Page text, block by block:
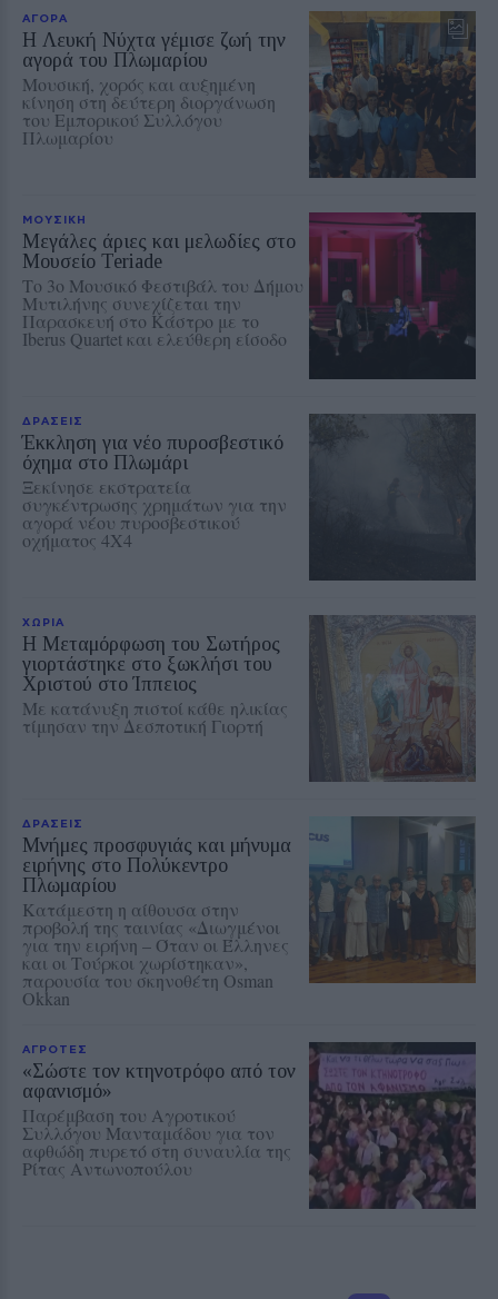
ΑΓΟΡΑ
Η Λευκή Νύχτα γέμισε ζωή την
αγορά του Πλωμαρίου
Μουσική, χορός και αυξημένη
κίνηση στη δεύτερη διοργάνωση
του Εμπορικού Συλλόγου
Πλωμαρίου
ΜΟΥΣΙΚΗ
Μεγάλες άριες και μελωδίες στο
Μουσείο Teriade
Το 3ο Μουσικό Φεστιβάλ του Δήμου
Μυτιλήνης συνεχίζεται την
Παρασκευή στο Κάστρο με το
Iberus Quartet και ελεύθερη είσοδο
ΔΡΑΣΕΙΣ
Έκκληση για νέο πυροσβεστικό
όχημα στο Πλωμάρι
Ξεκίνησε εκστρατεία
συγκέντρωσης χρημάτων για την
αγορά νέου πυροσβεστικού
οχήματος 4Χ4
ΧΩΡΙΑ
Η Μεταμόρφωση του Σωτήρος
γιορτάστηκε στο ξωκλήσι του
Χριστού στο Ίππειος
Με κατάνυξη πιστοί κάθε ηλικίας
τίμησαν την Δεσποτική Γιορτή
ΔΡΑΣΕΙΣ
Μνήμες προσφυγιάς και μήνυμα
ειρήνης στο Πολύκεντρο
Πλωμαρίου
Κατάμεστη η αίθουσα στην
προβολή της ταινίας «Διωγμένοι
για την ειρήνη – Όταν οι Έλληνες
και οι Τούρκοι χωρίστηκαν»,
παρουσία του σκηνοθέτη Osman
Okkan
ΑΓΡΟΤΕΣ
«Σώστε τον κτηνοτρόφο από τον
αφανισμό»
Παρέμβαση του Αγροτικού
Συλλόγου Μανταμάδου για τον
αφθώδη πυρετό στη συναυλία της
Ρίτας Αντωνοπούλου